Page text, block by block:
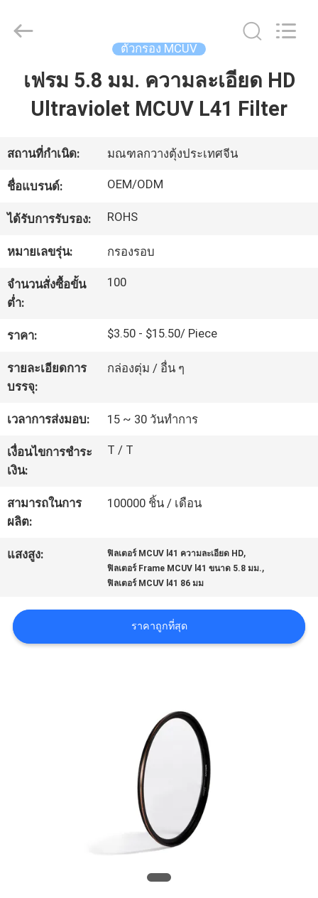
บ้าน
เกี่ยว
กับ
เรา
ทัวร์
โรงงาน
ควบคุม
คุณภาพ
ติดต่อ
เรา
ขอ
เสนอ
Bright
Shadow
Reserved.
ตัวกรอง MCUV
เฟรม 5.8 มม. ความละเอียด HD
Ultraviolet MCUV L41 Filter
สถานที่กำเนิด: มณฑลกวางตุ้งประเทศจีน
ชื่อแบรนด์: OEM/ODM
ได้รับการรับรอง: ROHS
หมายเลขรุ่น: กรองรอบ
จำนวนสั่งซื้อขั้น
ต่ำ:
100
ราคา: $3.50 - $15.50/ Piece
รายละเอียดการ
บรรจุ:
กล่องตุ่ม / อื่น ๆ
เวลาการส่งมอบ: 15 ~ 30 วันทำการ
เงื่อนไขการชำระ
เงิน:
T / T
สามารถในการ
ผลิต:
100000 ชิ้น / เดือน
แสงสูง: ฟิลเตอร์ MCUV l41 ความละเอียด HD,
ฟิลเตอร์ Frame MCUV l41 ขนาด 5.8 มม.,
ฟิลเตอร์ MCUV l41 86 มม
ราคาถูกที่สุด